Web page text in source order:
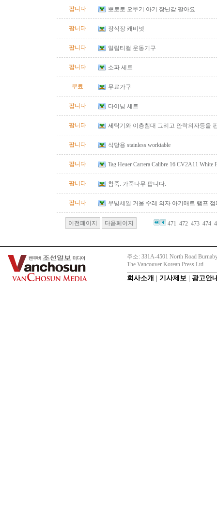
팝니다
뽀로로 오뚜기 아기 장난감 팔아요
팝니다 장식장 캐비넷
팝니다 일립티컬 운동기구
팝니다 소파 세트
무료 무료가구
팝니다 다이닝 세트
팝니다 세탁기와 이층침대 그리고 안락의자등을
팝니다 식당용 stainless worktable
팝니다
Tag Heuer Carrera Calibre 16 CV2A11 White
팝니다
참죽. 가죽나무 팝니다.
팝니다 무빙세일 거울 수레 의자 아기매트 램프
이전페이지 다음페이지 471 472 473 474
주소: 331A-4501 North Road
The Vancouver Korean Press Ltd.
회사소개 기사제보 광고안